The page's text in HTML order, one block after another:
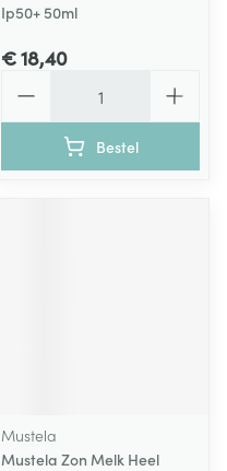
Ip50+ 50ml
€ 18,40
Bestel
Mustela
Mustela Zon Melk Heel